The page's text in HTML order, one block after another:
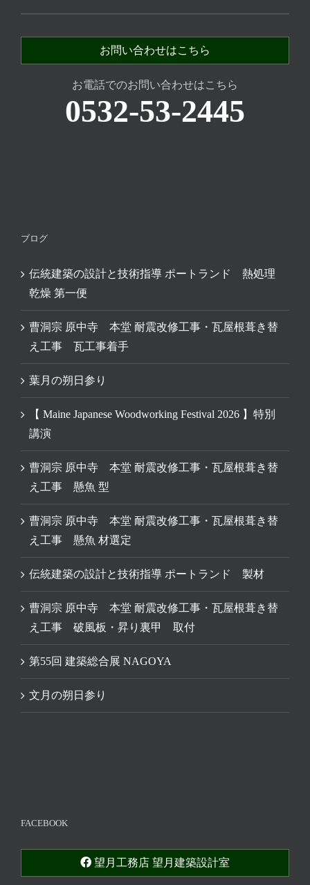
お問い合わせはこちら
お電話でのお問い合わせはこちら
0532-53-2445
ブログ
伝統建築の設計と技術指導 ポートランド 熱処理
乾燥 第一便
曹洞宗 原中寺 本堂 耐震改修工事・瓦屋根葺き替
え工事 瓦工事着手
葉月の朔日参り
【 Maine Japanese Woodworking Festival 2026 】特別
講演
曹洞宗 原中寺 本堂 耐震改修工事・瓦屋根葺き替
え工事 懸魚 型
曹洞宗 原中寺 本堂 耐震改修工事・瓦屋根葺き替
え工事 懸魚 材選定
伝統建築の設計と技術指導 ポートランド 製材
曹洞宗 原中寺 本堂 耐震改修工事・瓦屋根葺き替
え工事 破風板・昇り裏甲 取付
第55回 建築総合展 NAGOYA
文月の朔日参り
FACEBOOK
望月工務店 望月建築設計室